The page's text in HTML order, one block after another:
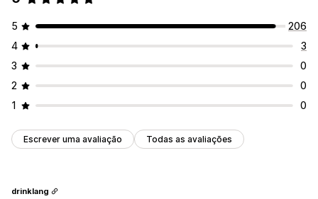
5
206
4
3
3
0
2
0
1
0
Escrever uma avaliação Todas as avaliações
drinklang